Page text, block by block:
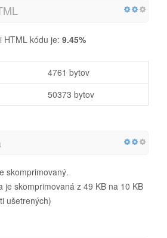
HTML kódu je: 9.45%
4761 bytov
50373 bytov
skomprimovaný.
je skomprimovaná z 49 KB na 10 KB
ušetrených)